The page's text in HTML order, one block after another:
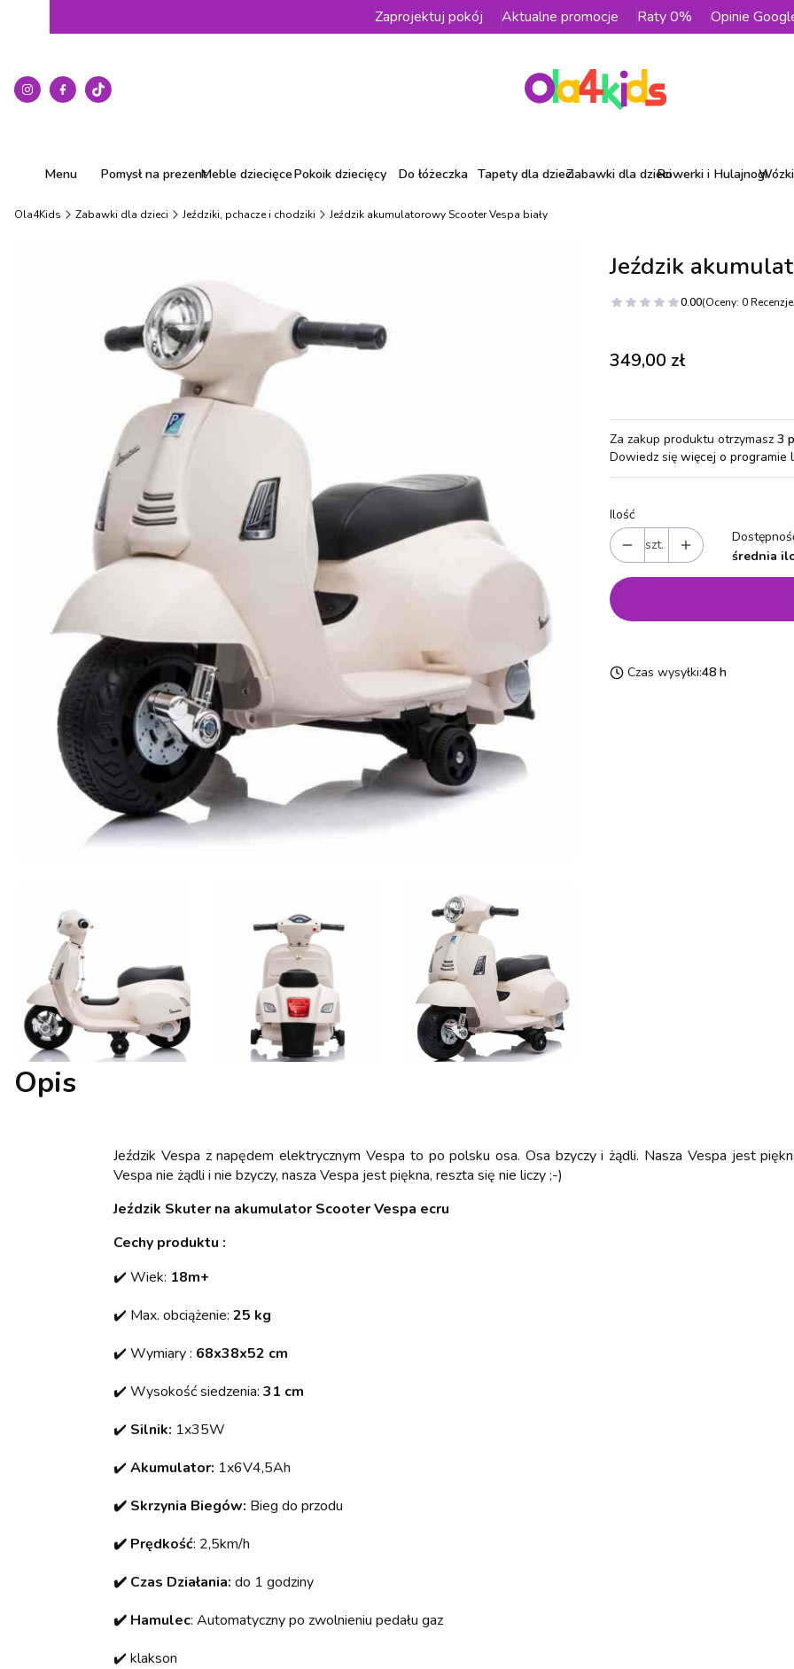
Zaprojektuj pokój Aktualne promocje Raty 0% Opinie
Menu Pomysł na prezentMeble dziecięcePokoik dziecięcy Do łóżeczka Tapety dla dzieciZabawki dla dzieciRowerki i Hulajnogi
Ola4Kids Zabawki dla dzieci Jeździki, pchacze i chodziki Jeździk akumulatorowy Scooter Vespa biały
Jeździk
0.00(Oceny: 0
Cena
349,00 zł
Za zakup produktu otrzymasz 3
Dowiedz się więcej o programie
Ilość
szt.
średnia
Czas wysyłki:48 h
Opis
Jeździk Vespa z napędem elektrycznym Vespa to po polsku osa. Osa bzyczy i żądli. Nasza Vespa jest
Vespa nie żądli i nie bzyczy, nasza Vespa jest piękna, reszta się nie liczy ;-)
Jeździk Skuter na akumulator Scooter Vespa ecru
Cechy produktu :
✔️ Wiek: 18m+
✔️ Max. obciążenie: 25 kg
✔️ Wymiary : 68x38x52 cm
✔️ Wysokość siedzenia: 31 cm
✔️ Silnik: 1x35W
✔️ Akumulator: 1x6V4,5Ah
✔️ Skrzynia Biegów: Bieg do przodu
✔️ Prędkość: 2,5km/h
✔️ Czas Działania: do 1 godziny
✔️ Hamulec: Automatyczny po zwolnieniu pedału gaz
✔️ klakson